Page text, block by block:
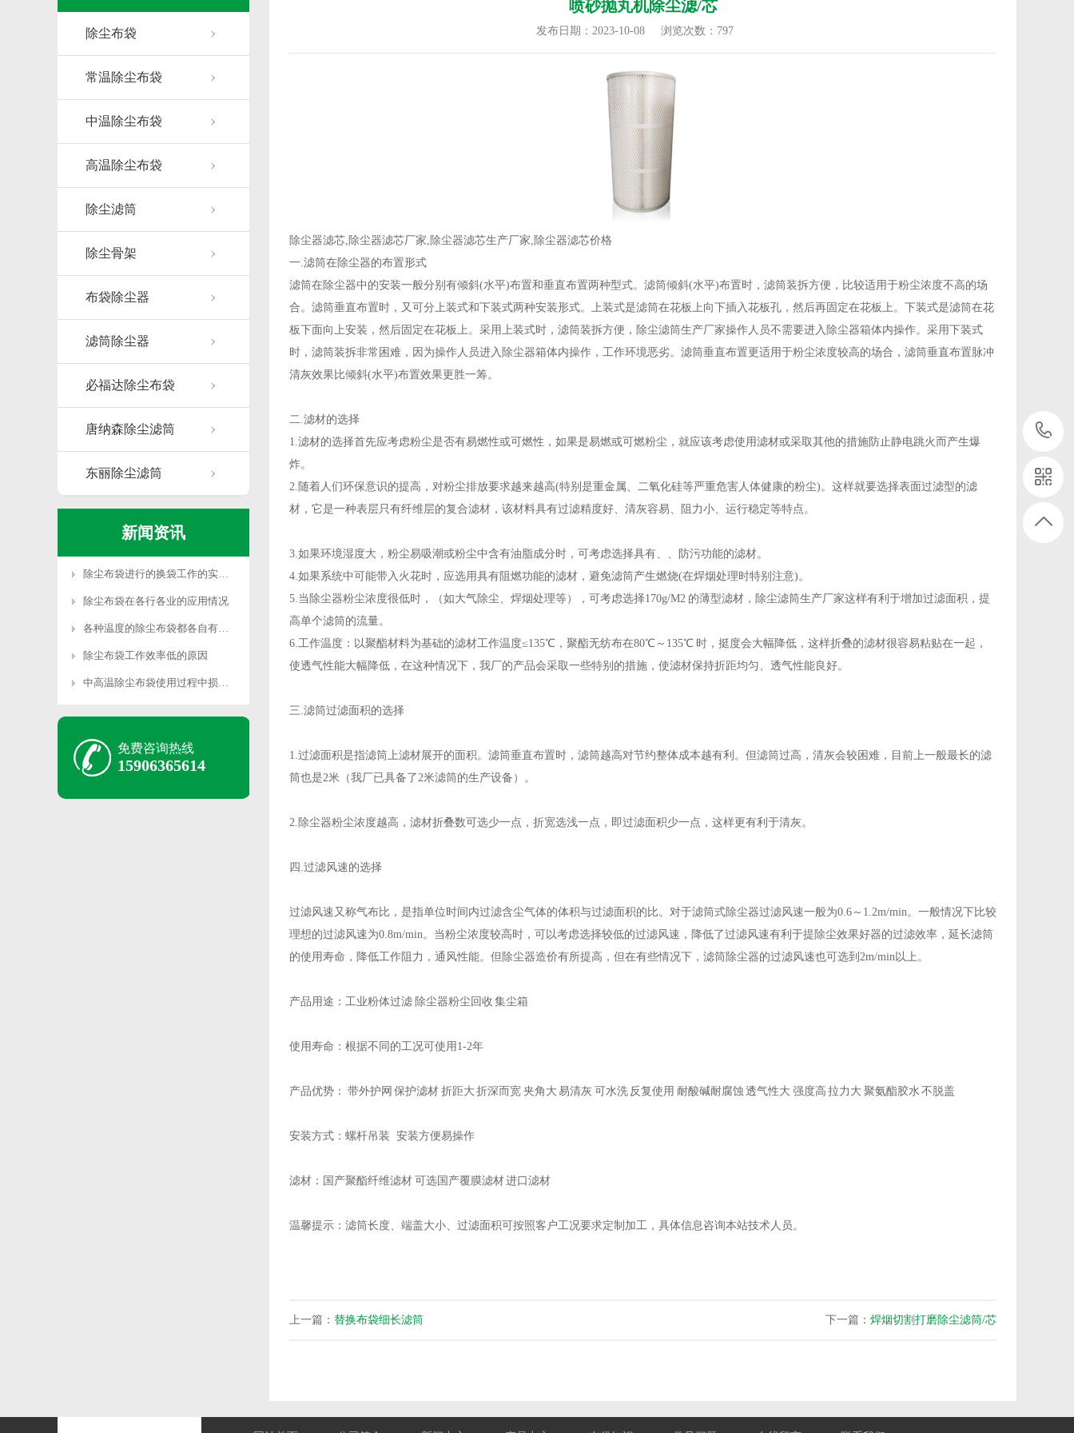
除尘布袋
常温除尘布袋
中温除尘布袋
高温除尘布袋
除尘滤筒
除尘骨架
布袋除尘器
滤筒除尘器
必福达除尘布袋
唐纳森除尘滤筒
东丽除尘滤筒
新闻资讯
除尘布袋进行的换袋工作的实际操作
除尘布袋在各行各业的应用情况
各种温度的除尘布袋都各自有哪些？
除尘布袋工作效率低的原因
中高温除尘布袋使用过程中损坏原因
免费咨询热线
15906365614
喷砂抛丸机除尘滤/芯
发布日期：2023-10-08 浏览次数： 797
除尘器滤芯,除尘器滤芯厂家,除尘器滤芯生产厂家,除尘器滤芯价格
一.滤筒在除尘器的布置形式
滤筒在除尘器中的安装一般分别有倾斜(水平)布置和垂直布置两种型式。滤筒倾斜(水平)布置时，滤筒装拆方便，比较适用于粉尘浓度不高的场
合。滤筒垂直布置时，又可分上装式和下装式两种安装形式。上装式是滤筒在花板上向下插入花板孔，然后再固定在花板上。下装式是滤筒在花
板下面向上安装，然后固定在花板上。采用上装式时，滤筒装拆方便，除尘滤筒生产厂家操作人员不需要进入除尘器箱体内操作。采用下装式
时，滤筒装拆非常困难，因为操作人员进入除尘器箱体内操作，工作环境恶劣。滤筒垂直布置更适用于粉尘浓度较高的场合，滤筒垂直布置脉冲
清灰效果比倾斜(水平)布置效果更胜一筹。
二.滤材的选择
1.滤材的选择首先应考虑粉尘是否有易燃性或可燃性，如果是易燃或可燃粉尘，就应该考虑使用滤材或采取其他的措施防止静电跳火而产生爆
炸。
2.随着人们环保意识的提高，对粉尘排放要求越来越高(特别是重金属、二氧化硅等严重危害人体健康的粉尘)。这样就要选择表面过滤型的滤
材，它是一种表层只有纤维层的复合滤材，该材料具有过滤精度好、清灰容易、阻力小、运行稳定等特点。
3.如果环境湿度大，粉尘易吸潮或粉尘中含有油脂成分时，可考虑选择具有、、防污功能的滤材。
4.如果系统中可能带入火花时，应选用具有阻燃功能的滤材，避免滤筒产生燃烧(在焊烟处理时特别注意)。
5.当除尘器粉尘浓度很低时，（如大气除尘、焊烟处理等），可考虑选择170g/M2 的薄型滤材，除尘滤筒生产厂家这样有利于增加过滤面积，提
高单个滤筒的流量。
6.工作温度：以聚酯材料为基础的滤材工作温度≤135℃，聚酯无纺布在80℃～135℃ 时，挺度会大幅降低，这样折叠的滤材很容易粘贴在一起，
使透气性能大幅降低，在这种情况下，我厂的产品会采取一些特别的措施，使滤材保持折距均匀、透气性能良好。
三.滤筒过滤面积的选择
1.过滤面积是指滤筒上滤材展开的面积。滤筒垂直布置时，滤筒越高对节约整体成本越有利。但滤筒过高，清灰会较困难，目前上一般最长的滤
筒也是2米（我厂已具备了2米滤筒的生产设备）。
2.除尘器粉尘浓度越高，滤材折叠数可选少一点，折宽选浅一点，即过滤面积少一点，这样更有利于清灰。
四.过滤风速的选择
过滤风速又称气布比，是指单位时间内过滤含尘气体的体积与过滤面积的比。对于滤筒式除尘器过滤风速一般为0.6～1.2m/min。一般情况下比较
理想的过滤风速为0.8m/min。当粉尘浓度较高时，可以考虑选择较低的过滤风速，降低了过滤风速有利于提除尘效果好器的过滤效率，延长滤筒
的使用寿命，降低工作阻力，通风性能。但除尘器造价有所提高，但在有些情况下，滤筒除尘器的过滤风速也可选到2m/min以上。
产品用途：工业粉体过滤 除尘器粉尘回收 集尘箱
使用寿命：根据不同的工况可使用1-2年
产品优势： 带外护网 保护滤材 折距大 折深而宽 夹角大 易清灰 可水洗 反复使用 耐酸碱耐腐蚀 透气性大 强度高 拉力大 聚氨酯胶水 不脱盖
安装方式：螺杆吊装 安装方便易操作
滤材：国产聚酯纤维滤材 可选国产覆膜滤材 进口滤材
温馨提示：滤筒长度、端盖大小、过滤面积可按照客户工况要求定制加工，具体信息咨询本站技术人员。
上一篇： 替换布袋细长滤筒 下一篇： 焊烟切割打磨除尘滤筒/芯